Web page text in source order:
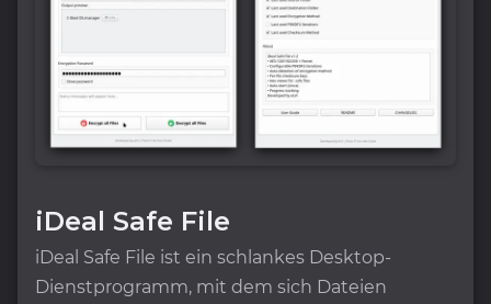
iDeal Safe File
iDeal Safe File ist ein schlankes Desktop-
Dienstprogramm, mit dem sich Dateien